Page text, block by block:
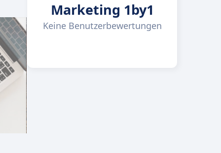
Marketing 1by1
Keine Benutzerbewertungen